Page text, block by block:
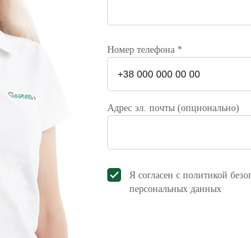
Номер телефона *
Адрес эл. почты (опционально)
Я согласен с политикой
персональных данных